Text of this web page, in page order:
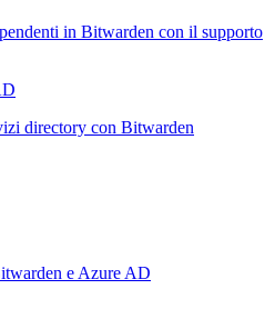
in Bitwarden con il supporto
directory con Bitwarden
e Azure AD